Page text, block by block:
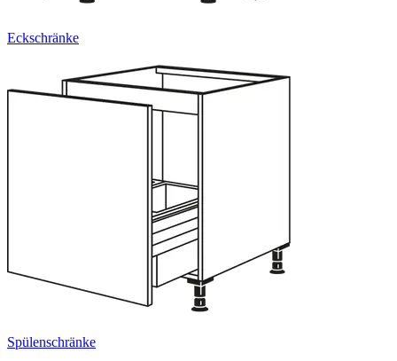
Eckschränke
Spülenschränke